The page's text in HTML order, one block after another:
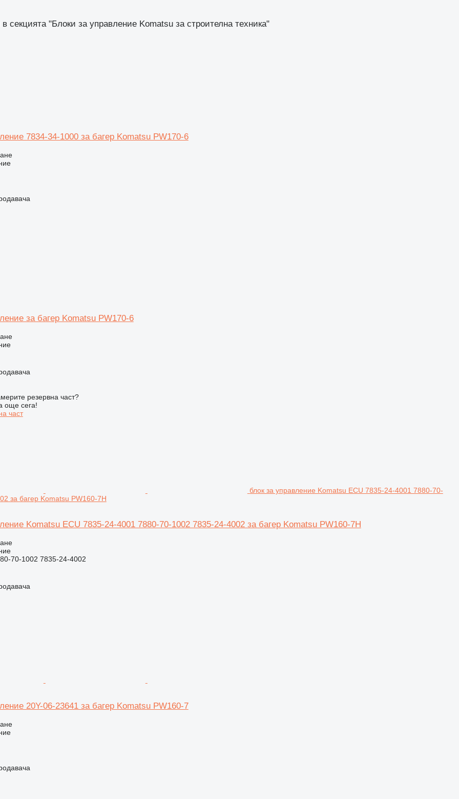
секцията "Блоки за управление Komatsu за строителна техника"
7834-34-1000 за багер Komatsu PW170-6
за багер Komatsu PW170-6
резервна част?
още сега!
част
блок за управление Komatsu ECU 7835-24-4001 7880-70-
за багер Komatsu PW160-7H
Komatsu ECU 7835-24-4001 7880-70-1002 7835-24-4002 за багер Komatsu PW160-7H
70-1002 7835-24-4002
20Y-06-23641 за багер Komatsu PW160-7